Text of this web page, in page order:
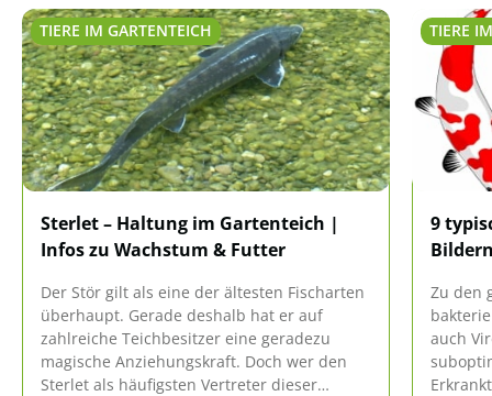
TIERE IM GARTENTEICH
Sterlet – Haltung im Gartenteich |
Infos zu Wachstum & Futter
Der Stör gilt als eine der ältesten Fischarten
überhaupt. Gerade deshalb hat er auf
zahlreiche Teichbesitzer eine geradezu
magische Anziehungskraft. Doch wer den
Sterlet als häufigsten Vertreter dieser
TIERE
9
Zu den
auch